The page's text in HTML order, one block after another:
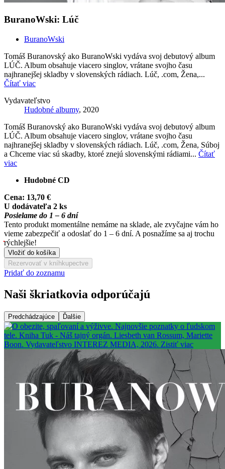
BuranoWski: Lúč
BuranoWski
Tomáš Buranovský ako BuranoWski vydáva svoj debutový album
LÚČ. Album obsahuje viacero singlov, vrátane svojho času
najhranejšej skladby v slovenských rádiach. Lúč, .com, Žena,...
Čítať viac
Vydavateľstvo
Hudobné albumy, 2020
Tomáš Buranovský ako BuranoWski vydáva svoj debutový album
LÚČ. Album obsahuje viacero singlov, vrátane svojho času
najhranejšej skladby v slovenských rádiach. Lúč, .com, Žena, Súboj
a Chceme viac sú skadby, ktoré znejú slovenskými rádiami... Čítať
viac
Hudobné CD
Cena: 13,70 €
U dodávateľa 2 ks
Posielame do 1 – 6 dní
Tento produkt momentálne nemáme na sklade, ale zvyčajne vám ho
vieme zabezpečiť a odoslať do 1 – 6 dní. A posnažíme sa aj trochu
rýchlejšie!
Vložiť do košíka
Rezervovať v kníhkupectve
Pridať do zoznamu
Naši škriatkovia odporúčajú
Predchádzajúce Ďalšie